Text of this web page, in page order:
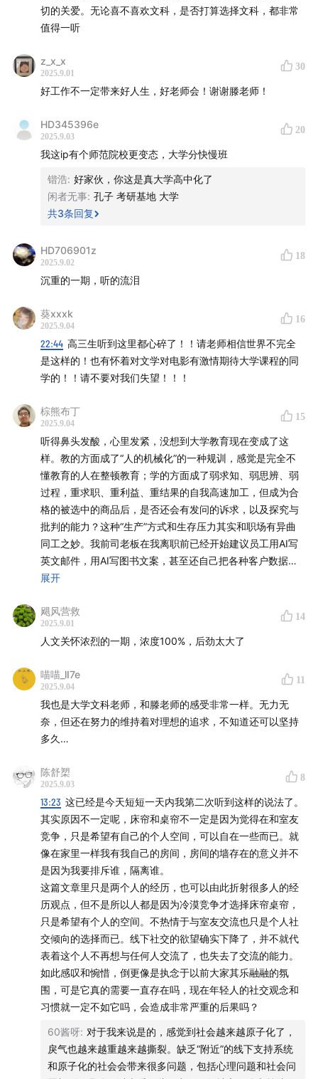
8月30日，云南大学社会学系副教授袁长庚在他的社交媒
体发布了一篇
中提及，“文科新生指南：面对竞争与失望，有所坚持，有
所选择，探索独特的大学之路。”同时，他也提到了这篇文
章发布的背景：这几年，伴随着各种因素的影响，社会对
文科的怀疑和唱衰达到了一个空前的高度。
那晚，我将袁老师的小红书内容转发给滕老师，滕老师回
复我，“我们的意思差不多，不要因为外部环境如何就放弃
自己。”
些观点分享。同时，我也相信这期节目会给到身处当下的
每一个人，或是启发，或是提醒。
学习能力和放假的勇气。
PS：谢谢场地录制支持 Disc Joker 唱片店小房间
近几年高考作文命题的趋势
15:30 大学变高四，高三暑假开始补高数和英语
在小红书上，我被评价为好“活少分高”的老师
这个时代对年轻人太不友好了，他们不得不做出非
常功利化的选择
文科教育的陈旧部分，在当下或许配不上一些学生
的努力
50:56
54:56
技术的狂奔时刻，更需要人文学科提供批判与反思
作为“刹车装置”
1:08:16当我们在谈论文科无用时，背后是社会资源分配的
一种指向
1:14:25给大学新生的建议：选你所爱、建立微观环境、拥
抱亲密关系
🔗🎬📖提及相关报道、电影和书
正面连接：《现在的大学生连毕业照都不拍了吗？》
《提升大学生上课抬头率是什么鬼？》
南方周末：高考后的暑假去补课：“赢在大学起跑线
《完美的日子》维姆·文德斯
《当我们不再理解世界》本哈明·拉巴图特
相关播客：
番外：我们还没到向孤独投降的时候
切的关爱。无论喜不喜欢文科，是否打算选择文科，都非常
值得一听
z_x_x
2025.9.01
30
好工作不一定带来好人生，好老师会！谢谢滕老师！
HD345396e
2025.9.03
20
我这ip有个师范院校更变态，大学分快慢班
锴浩: 好家伙，你这是真大学高中化了
闲者无事: 孔子 考研基地 大学
共3条回复
HD706901z
2025.9.02
18
沉重的一期，听的流泪
葵xxxk
2025.9.04
16
22:44 高三生听到这里都心碎了！！请老师相信世界不完全
是这样的！也有怀着对文学对电影有激情期待大学课程的同
学的！！请不要对我们失望！！！
棕熊布丁
2025.9.04
15
听得鼻头发酸，心里发紧，没想到大学教育现在变成了这
样。教的方面成了“人的机械化”的一种规训，感觉是完全不
懂教育的人在整顿教育；学的方面成了弱求知、弱思辨、弱
过程，重求职、重利益、重结果的自我高速加工，但成为合
格的被选中的商品后，是否还会有发问的诉求，以及探究与
批判的能力？这种“生产”方式和生存压力其实和职场有异曲
同工之妙。我前司老板在我离职前已经开始建议员工用AI写
英文邮件，用AI写图书文案，甚至还自己把各种客户数据喂
给AI，期待以后能实现“自动化推荐”，一切都是为了“效率”，
“公司能活下去”。这在商业层面没有问题，在这个逻辑之下
也只能判定“文科无用”。但跳出这个框架想想，“AI写邮件/文
案”消灭了“整理信息、将心比心、组织语言”的这个过程，这
荐”这个未来愿景更是把“人”几近架空，让人进一步丧失其主
体性。而倘若老板未来没有优化人类员工，公司生存下来后
得到的“利益”又能否惠及员工呢？根据老板之前的很多瓜来
看，会，但聊胜于无，大部分应该还是以各种方式进他腰
问题，但接受过人文教育的人一定会至少觉得什么地方不太
对劲。离职前我仍然坚持自己写邮件、文案，自己给客户推
荐，因为我不想把这个体验，把自己作为“人”的主体性，把
自己作为“人”与另一个“人”的互动“让渡”出去。我的离职邮件
也是自己构思、撰写，结果真心换真心，很多海外客户的答
复也情真意切，而且极具个人特色，看文字脑中就能浮现出
ta的形象，耳边就能回响起ta的声音，小语种客户的英文还
会出现语法、拼写错误，但在这个时代这反而更显珍贵。我
得庆幸我2014年选英语专业的时候，张雪峰还没出现，而我
本人又比较犟，我爸妈拗不过我，不得不让我选了我喜欢的
专业。虽然现在语言专业式微，但我不后悔，我仍然怀念某
个晚上，我在自习室画圈标点分析文本，而后忽然醍醐灌
顶，得出结论的快乐，那快乐既昂扬如火山喷发，又温柔如
细雨洒落。话说滕老师等退休后也可以考虑线上开课呀，想
讲什么讲什么，一本书想聊几个月就聊几个月，教育不一定
展开
飓风营救
2025.9.01
14
人文关怀浓烈的一期，浓度100%，后劲太大了
喵喵_lI7e
2025.9.04
11
我也是大学文科老师，和滕老师的感受非常一样。无力无
奈，但还在努力的维持着对理想的追求，不知道还可以坚持
多久…
陈舒槊
2025.9.03
8
13:23 这已经是今天短短一天内我第二次听到这样的说法了。
其实原因不一定呢，床帘和桌帘不一定是因为觉得在和室友
竞争，只是希望有自己的个人空间，可以自在一些而已。就
像在家里一样我有我自己的房间，房间的墙存在的意义并不
是因为我要排斥谁，隔离谁。
这篇文章里只是两个人的经历，也可以由此折射很多人的经
历观点，但不是所以人都是因为冷漠竞争才选择床帘桌帘，
只是希望有个人的空间。不热情于与室友交流也只是个人社
交倾向的选择而已。线下社交的欲望确实下降了，并不就代
表着这个人不再想与任何人交流了，也失去了交流的能力。
如此感叹和惋惜，倒更像是执念于以前大家其乐融融的氛
围，可是它真的需要一直存在吗，现在年轻人的社交观念和
习惯就一定不如它吗，会造成非常严重的后果吗？
60酱呀: 对于我来说是的，感觉到社会越来越原子化了，
戾气也越来越重越来越撕裂。缺乏“附近”的线下支持系统
和原子化的社会会带来很多问题，包括心理问题和社会问